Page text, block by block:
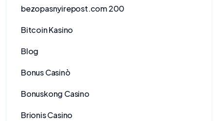
bezopasnyirepost.com 200
Bitcoin Kasino
Blog
Bonus Casinò
Bonuskong Casino
Brionis Casino